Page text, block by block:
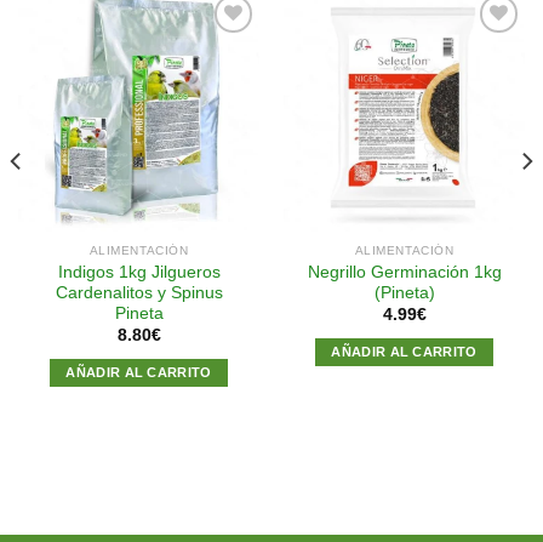
Añadir
a la
lista de
deseos
ALIMENTACIÓN
Indigos 1kg Jilgueros
Cardenalitos y Spinus
Pineta
8.80€
AÑADIR AL CARRITO
ALIMENTACIÓN
Negrillo Germinación 1kg
(Pineta)
4.99€
AÑADIR AL CARRITO